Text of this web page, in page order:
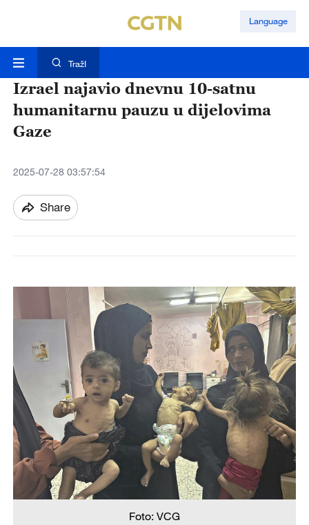
Language
TražI
Izrael najavio dnevnu 10-satnu
humanitarnu pauzu u dijelovima
Gaze
2025-07-28 03:57:54
Share
Foto: VCG